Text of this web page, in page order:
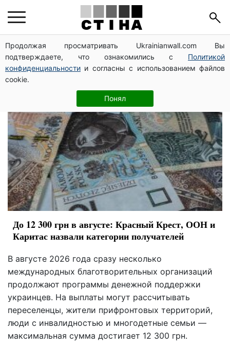
Продолжая просматривать Ukrainianwall.com Вы
подтверждаете, что ознакомились с Политикой
конфиденциальности и согласны с использованием файлов
cookie.
Понял
виплати
До 12 300 грн в августе: Красный Крест, ООН и
Каритас назвали категории получателей
В августе 2026 года сразу несколько
международных благотворительных организаций
продолжают программы денежной поддержки
украинцев. На выплаты могут рассчитывать
переселенцы, жители прифронтовых территорий,
люди с инвалидностью и многодетные семьи —
максимальная сумма достигает 12 300 грн.